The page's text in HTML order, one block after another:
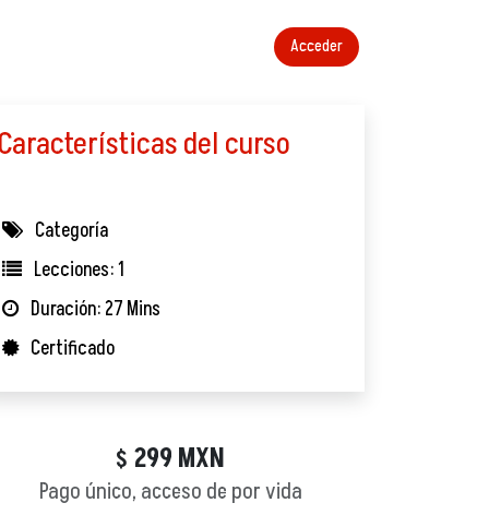
Acceder
Características del curso
Categoría
Lecciones: 1
Duración: 27 Mins
Certificado
$ 299 MXN
Pago único, acceso de por vida